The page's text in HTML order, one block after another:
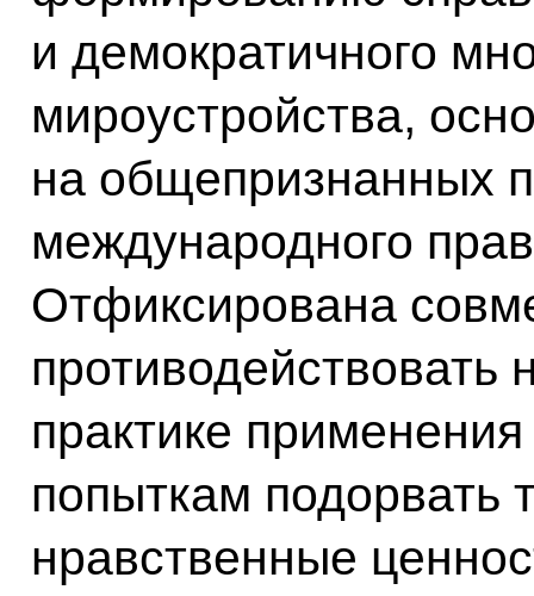
и демократичного
мироустройства,
на общепризнанных
международного
Отфиксирована
противодействовать
практике
попыткам подорвать
нравственные